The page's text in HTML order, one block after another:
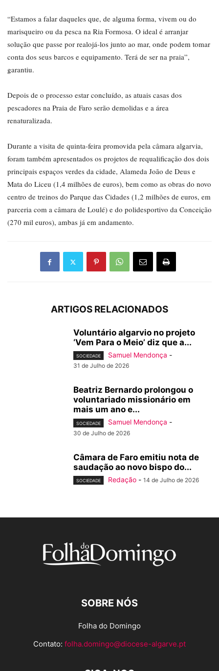
“Estamos a falar daqueles que, de alguma forma, vivem ou do
marisqueiro ou da pesca na Ria Formosa. O ideal é arranjar
solução que passe por realojá-los junto ao mar, onde podem tomar
conta dos seus barcos e equipamento. Terá de ser na praia”,
garantiu.
Depois de o processo estar concluído, as atuais casas dos
pescadores na Praia de Faro serão demolidas e a área
renaturalizada.
Durante a visita de quinta-feira promovida pela câmara algarvia,
foram também apresentados os projetos de requalificação dos dois
principais espaços verdes da cidade, Alameda João de Deus e
Mata do Liceu (1,4 milhões de euros), bem como as obras do novo
centro de treinos do Parque das Cidades (1,2 milhões de euros, em
parceria com a câmara de Loulé) e do polidesportivo da Conceição
(270 mil euros), ambas já em andamento.
ARTIGOS RELACIONADOS
Voluntário algarvio no projeto
‘Vem Para o Meio’ diz que a...
SOCIEDADE Samuel Mendonça -
31 de Julho de 2026
Beatriz Bernardo prolongou o
voluntariado missionário em
mais um ano e...
SOCIEDADE Samuel Mendonça -
30 de Julho de 2026
Câmara de Faro emitiu nota de
saudação ao novo bispo do...
SOCIEDADE Redação - 14 de Julho de 2026
SOBRE NÓS
Folha do Domingo
Contato: folha.domingo@diocese-algarve.pt